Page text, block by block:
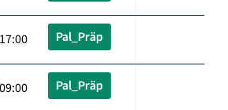
Pal_Präp
Pal_Präp